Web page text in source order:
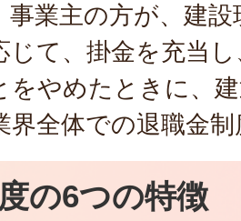
事業主の方が、建
じて、掛金を充当
をやめたときに、
界全体での退職金
の6つの特徴